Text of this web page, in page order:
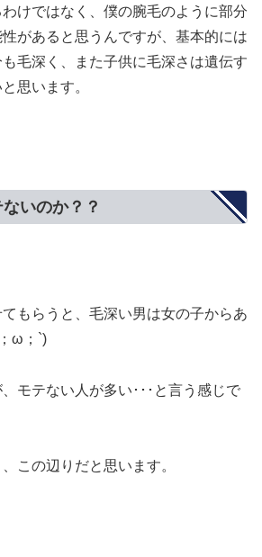
けではなく、僕の腕毛のように部分
があると思うんですが、基本的には
毛深く、また子供に毛深さは遺伝す
思います。
いのか？？
もらうと、毛深い男は女の子からあ
ω；`)
モテない人が多い･･･と言う感じで
この辺りだと思います。